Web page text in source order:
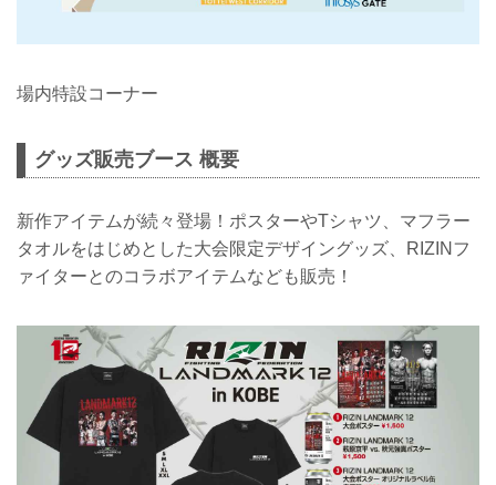
場内特設コーナー
グッズ販売ブース 概要
新作アイテムが続々登場！ポスターやTシャツ、マフラー
タオルをはじめとした大会限定デザイングッズ、RIZINフ
ァイターとのコラボアイテムなども販売！